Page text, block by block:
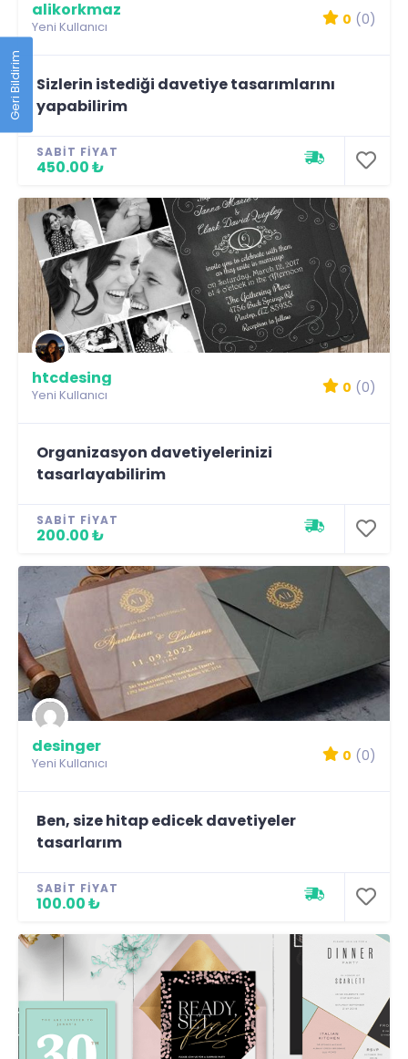
alikorkmaz
Yeni Kullanıcı 0 (0)
Sizlerin istediği davetiye tasarımlarını
yapabilirim
SABIT FIYAT
450.00 ₺
htcdesing
Yeni Kullanıcı 0 (0)
Organizasyon davetiyelerinizi
tasarlayabilirim
SABIT FIYAT
200.00 ₺
desinger
Yeni Kullanıcı 0 (0)
Ben, size hitap edicek davetiyeler
tasarlarım
SABIT FIYAT
100.00 ₺
Geri Bildirim